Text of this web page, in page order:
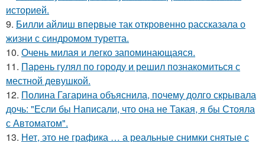
историей.
9. Билли айлиш впервые так откровенно рассказала о
жизни с синдромом туретта.
10. Очень милая и легко запоминающаяся.
11. Парень гулял по городу и решил познакомиться с
местной девушкой.
12. Полина Гагарина объяснила, почему долго скрывала
дочь: "Если бы Написали, что она не Такая, я бы Стояла
с Автоматом".
13. Нет, это не графика … а реальные снимки снятые с